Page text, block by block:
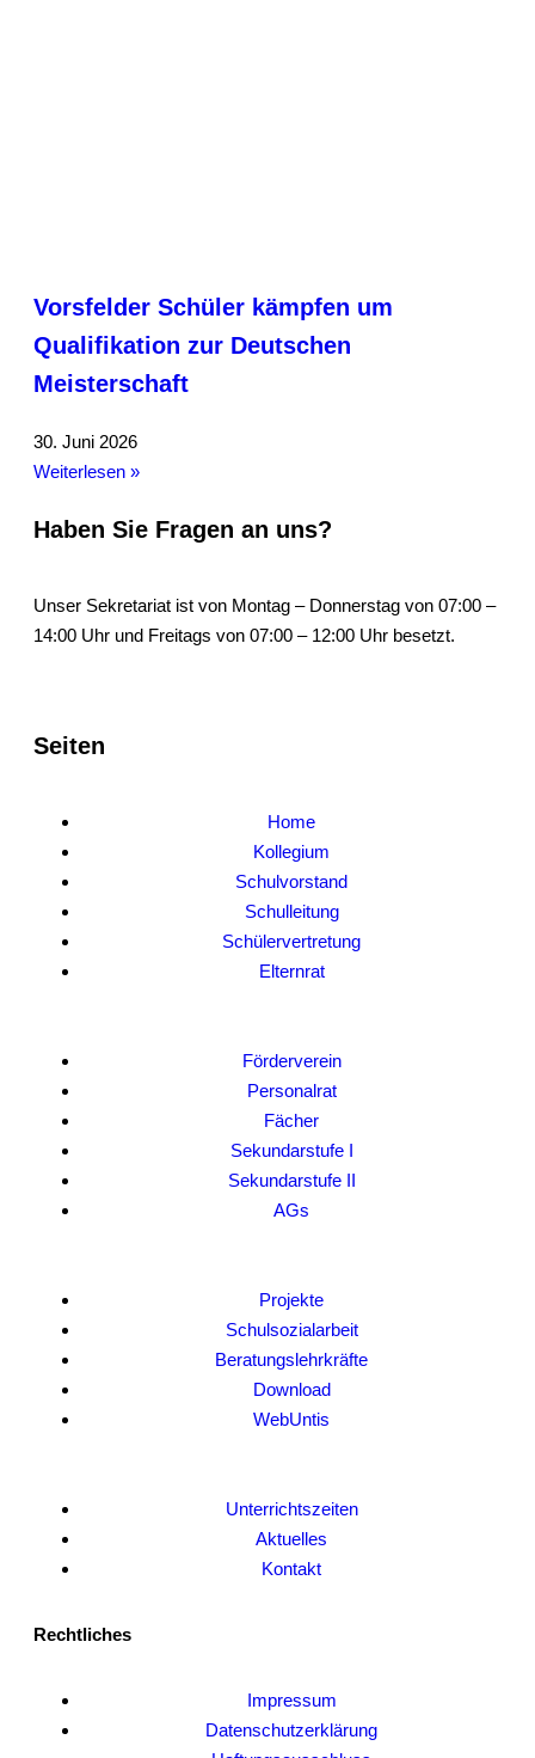
Vorsfelder Schüler kämpfen um
Qualifikation zur Deutschen
Meisterschaft
30. Juni 2026
Weiterlesen »
Haben Sie Fragen an uns?
Unser Sekretariat ist von Montag – Donnerstag von 07:00 –
14:00 Uhr und Freitags von 07:00 – 12:00 Uhr besetzt.
Seiten
Home
Kollegium
Schulvorstand
Schulleitung
Schülervertretung
Elternrat
Förderverein
Personalrat
Fächer
Sekundarstufe I
Sekundarstufe II
AGs
Projekte
Schulsozialarbeit
Beratungslehrkräfte
Download
WebUntis
Unterrichtszeiten
Aktuelles
Kontakt
Rechtliches
Impressum
Datenschutzerklärung